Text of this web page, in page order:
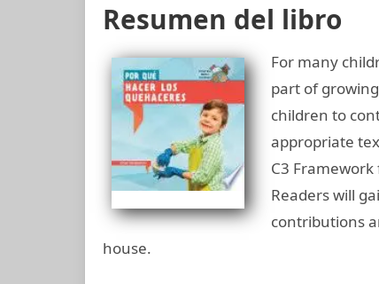
Resumen del libro
For many
part of
children to
appropriate
C3
Readers will
contributions
house.